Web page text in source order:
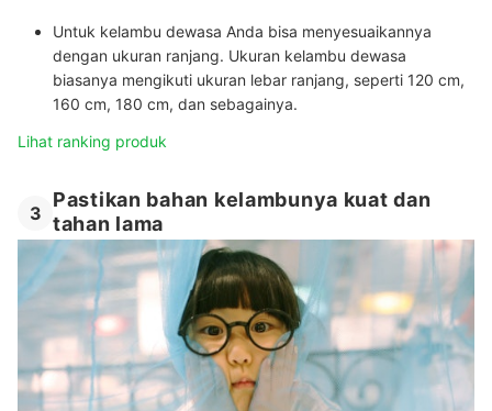
Untuk kelambu dewasa Anda bisa menyesuaikannya
dengan ukuran ranjang. Ukuran kelambu dewasa
biasanya mengikuti ukuran lebar ranjang, seperti 120 cm,
160 cm, 180 cm, dan sebagainya.
Lihat ranking produk
3
Pastikan bahan kelambunya kuat dan
tahan lama